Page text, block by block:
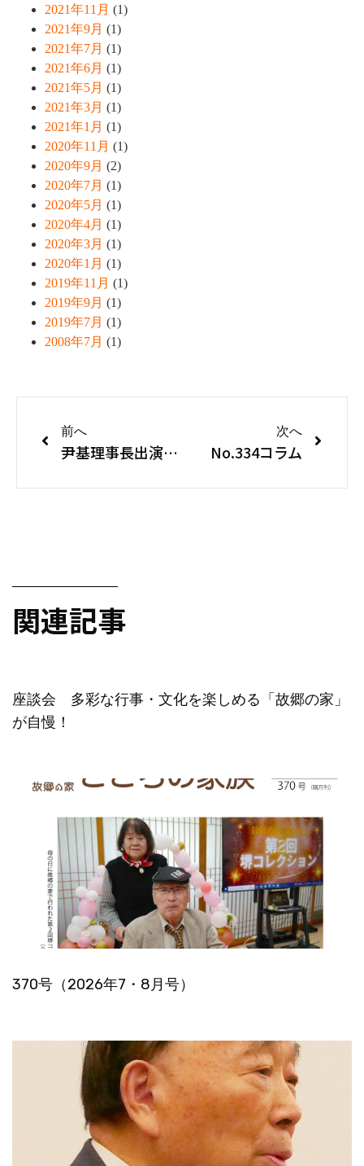
2021年11月 (1)
2021年9月 (1)
2021年7月 (1)
2021年6月 (1)
2021年5月 (1)
2021年3月 (1)
2021年1月 (1)
2020年11月 (1)
2020年9月 (2)
2020年7月 (1)
2020年5月 (1)
2020年4月 (1)
2020年3月 (1)
2020年1月 (1)
2019年11月 (1)
2019年9月 (1)
2019年7月 (1)
2008年7月 (1)
前へ
尹基理事長出演 NHK「こころの時代」英語版公開 2020年4月20日
次へ
No.334コラム
関連記事
座談会 多彩な行事・文化を楽しめる「故郷の家」
が自慢！
370号（2026年7・8月号）